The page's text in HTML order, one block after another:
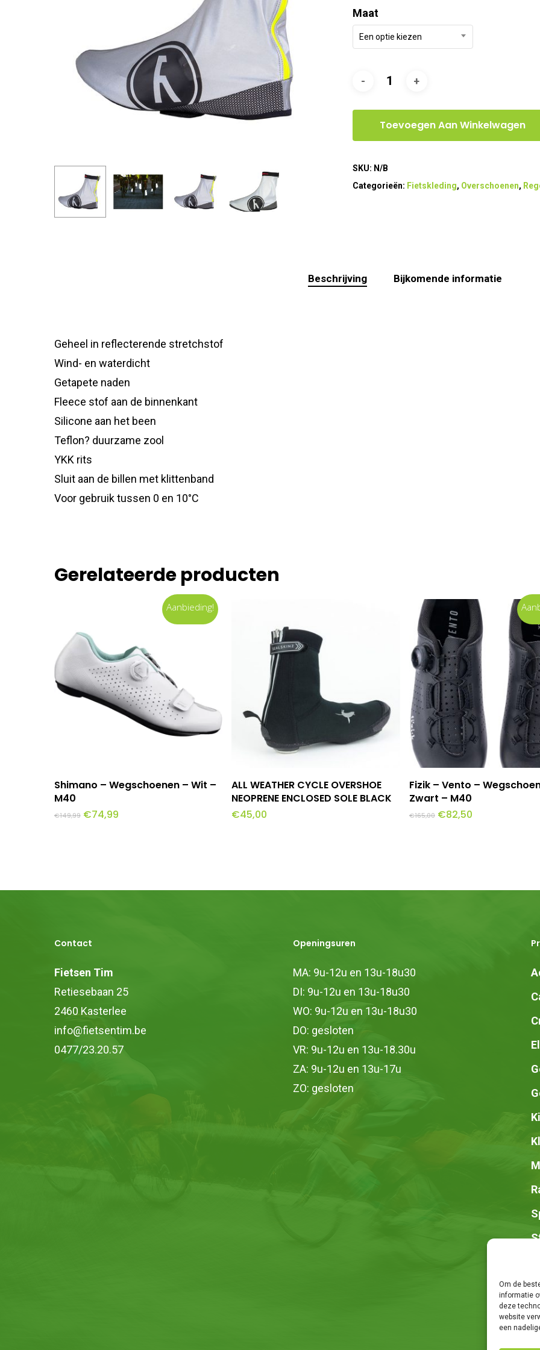
Om de
informatie
deze
website
een
Maat
Een optie kiezen
Toevoegen Aan Winkelwagen
SKU: N/B
Categorieën: Fietskleding, Overschoenen,
Beschrijving Bijkomende informatie
Geheel in reflecterende stretchstof
Wind- en waterdicht
Getapete naden
Fleece stof aan de binnenkant
Silicone aan het been
Teflon? duurzame zool
YKK rits
Sluit aan de billen met klittenband
Voor gebruik tussen 0 en 10°C
Gerelateerde producten
Aanbieding!
Toevoegen Aan Winkelwagen
Shimano – Wegschoenen – Wit –
M40
€149,99 Oorspronkelijke
€74,99
Opties Selecteren
product
heeft
optie
productpagina
ALL WEATHER CYCLE OVERSHOE
NEOPRENE ENCLOSED SOLE BLACK
€45,00
Toevoegen Aan
Fizik – Vento –
Zwart – M40
€165,00 Oorspronkelijke
€82,50Huidige
Contact
Fietsen Tim
Retiesebaan 25
2460 Kasterlee
info@fietsentim.be
0477/23.20.57
Openingsuren
MA: 9u-12u en 13u-18u30
DI: 9u-12u en 13u-18u30
WO: 9u-12u en 13u-18u30
DO: gesloten
VR: 9u-12u en 13u-18.30u
ZA: 9u-12u en 13u-17u
ZO: gesloten